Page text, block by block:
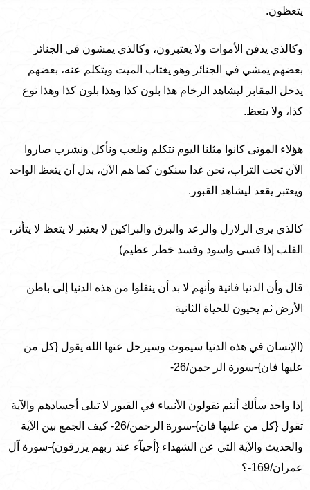
يتعظون.
وكالذي يدفن الأموات ولا يعتبرون، وكالذي يمشون في الجنائز
بعضهم يمشي في الجنائز وهو يغتاب الميت ويتكلم عنه، بعضهم
يدخل المقابر ليشاهد الرخام هذا بلون كذا وهذا بلون كذا وهذا نوع
كذا، ولا يتعظ.
هؤلاء الموتى كانوا مثلنا اليوم نتكلم ونلعب ونأكل ونشرب صاروا
الآن تحت التراب، نحن غدا سنكون كما هم الآن، بدل أن يتعظ الواحد
ويعتبر يقعد ليشاهد القبور.
كالذي يرى الزلازل والرعد والبرق والبراكين لا يعتبر لا يتعظ لا يتأثر،
القلب إذا قسى واسود وفسد خطر عظيم)
قال وأن الدنيا فانية وأنهم لا بد أن ينقلوا من هذه الدنيا إلى باطن
الأرض ثم يحيون للحياة الثانية
(الإنسان في هذه الدنيا سيموت وسيرحل عنها الله يقول {كل من
عليها فان}-سورة الر حمن/26-
إذا واحد سألك أنتم تقولون الأنبياء في القبور لا تبلى أجسادهم والآية
تقول {كل من عليها فان}-سورة الرحمن/26- كيف الجمع بين الآية
والحديث والآية التي عن الشهداء {أحيآء عند ربهم يرزقون}-سورة آل
عمران/169-؟